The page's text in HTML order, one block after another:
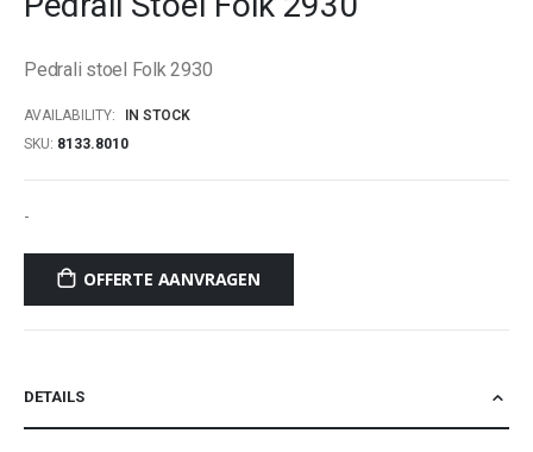
the
gallery
Pedrali stoel Folk 2930
AVAILABILITY:
IN STOCK
SKU 8133.8010
-
OFFERTE AANVRAGEN
DETAILS